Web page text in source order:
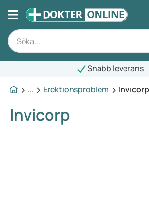
Snabb leverans
...
Erektionsproblem Invicorp
Invicorp